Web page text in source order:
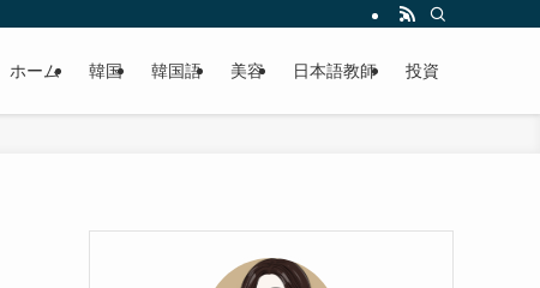
ホーム 韓国 韓国語 美容 日本語教師 投資